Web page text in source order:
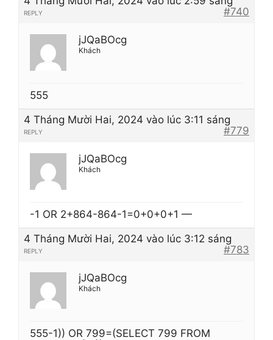
#740
REPLY
jJQaBOcg
Khách
555
4 Tháng Mười Hai, 2024 vào lúc 3:11 sáng
#779
REPLY
jJQaBOcg
Khách
-1 OR 2+864-864-1=0+0+0+1 —
4 Tháng Mười Hai, 2024 vào lúc 3:12 sáng
#783
REPLY
jJQaBOcg
Khách
555-1)) OR 799=(SELECT 799 FROM